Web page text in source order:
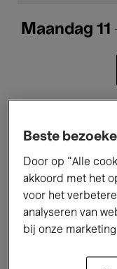
Maandag
Performances
Jazz
Beste
Door op “Alle
akkoord met het
voor het
analyseren van
bij onze